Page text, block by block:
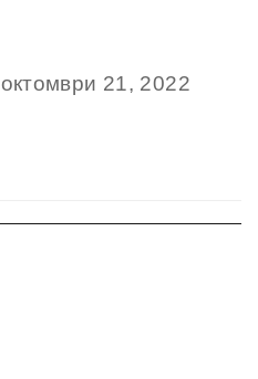
Posted
октомври 21, 2022